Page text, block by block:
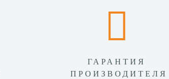
ГАРАНТИЯ
ПРОИЗВОДИТЕЛЯ